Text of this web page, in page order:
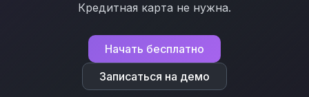
Кредитная карта не нужна.
Начать бесплатно
Записаться на демо